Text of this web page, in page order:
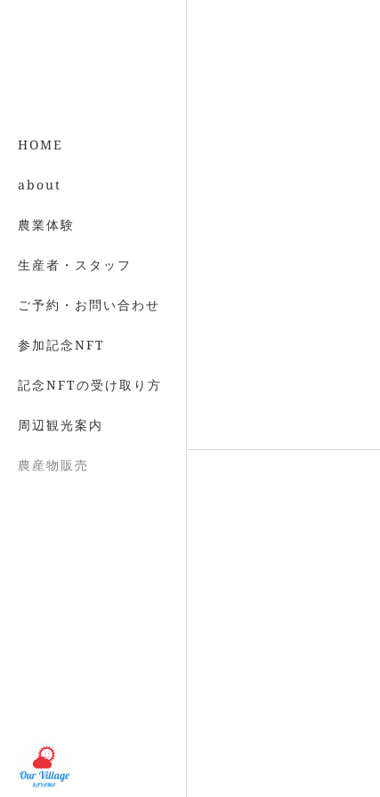
HOME
about
農業体験
生産者・スタッフ
ご予約・お問い合わせ
参加記念NFT
記念NFTの受け取り方
周辺観光案内
農産物販売